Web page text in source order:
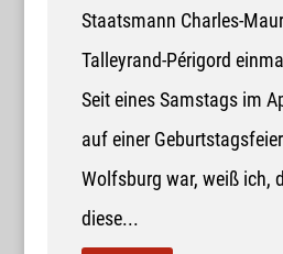
Staatsmann Charles-
Talleyrand-Périgord
Seit eines Samstags im
auf einer
Wolfsburg war, weiß ich,
diese...